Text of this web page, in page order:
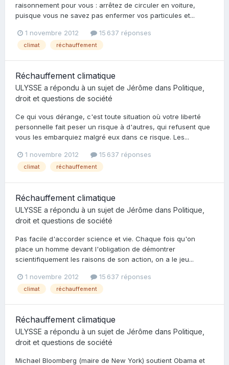
raisonnement pour vous : arrêtez de circuler en voiture,
puisque vous ne savez pas enfermer vos particules et...
1 novembre 2012 15 637 réponses
climat réchauffement
Réchauffement climatique
ULYSSE a répondu à un sujet de Jérôme dans Politique,
droit et questions de société
Ce qui vous dérange, c'est toute situation où votre liberté
personnelle fait peser un risque à d'autres, qui refusent que
vous les embarquiez malgré eux dans ce risque. Les...
1 novembre 2012 15 637 réponses
climat réchauffement
Réchauffement climatique
ULYSSE a répondu à un sujet de Jérôme dans Politique,
droit et questions de société
Pas facile d'accorder science et vie. Chaque fois qu'on
place un homme devant l'obligation de démontrer
scientifiquement les raisons de son action, on a le jeu...
1 novembre 2012 15 637 réponses
climat réchauffement
Réchauffement climatique
ULYSSE a répondu à un sujet de Jérôme dans Politique,
droit et questions de société
Michael Bloomberg (maire de New York) soutient Obama et